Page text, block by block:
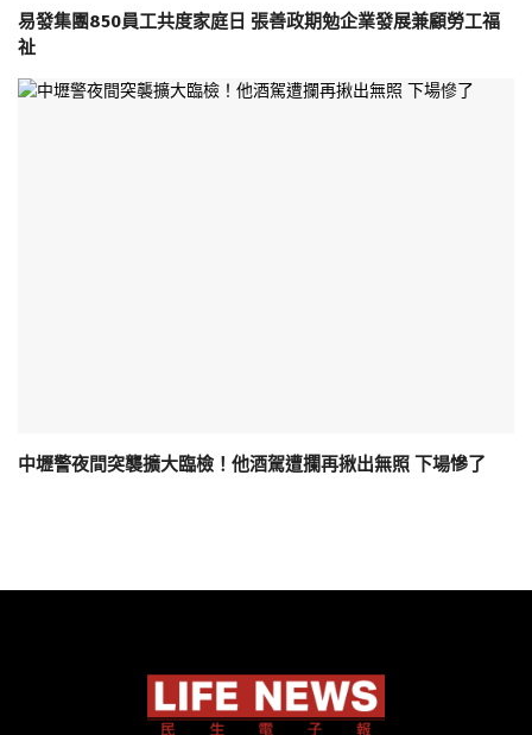
易發集團850員工共度家庭日 張善政期勉企業發展兼顧勞工福
祉
中壢警夜間突襲擴大臨檢！他酒駕遭攔再揪出無照 下場慘了